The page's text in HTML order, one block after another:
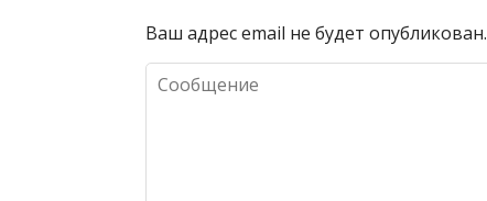
Ваш адрес email не будет опубликован.